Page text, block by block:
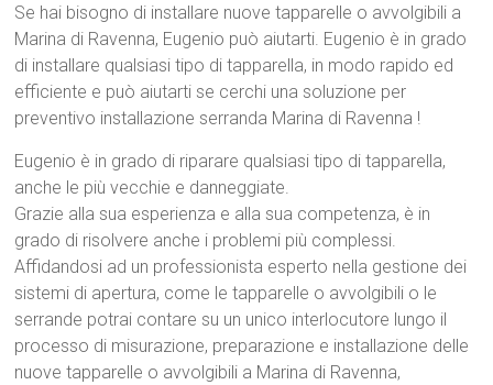
Se hai bisogno di installare nuove tapparelle o avvolgibili a
Marina di Ravenna, Eugenio può aiutarti. Eugenio è in grado
di installare qualsiasi tipo di tapparella, in modo rapido ed
efficiente e può aiutarti se cerchi una soluzione per
preventivo installazione serranda Marina di Ravenna !
Eugenio è in grado di riparare qualsiasi tipo di tapparella,
anche le più vecchie e danneggiate.
Grazie alla sua esperienza e alla sua competenza, è in
grado di risolvere anche i problemi più complessi.
Affidandosi ad un professionista esperto nella gestione dei
sistemi di apertura, come le tapparelle o avvolgibili o le
serrande potrai contare su un unico interlocutore lungo il
processo di misurazione, preparazione e installazione delle
nuove tapparelle o avvolgibili a Marina di Ravenna,